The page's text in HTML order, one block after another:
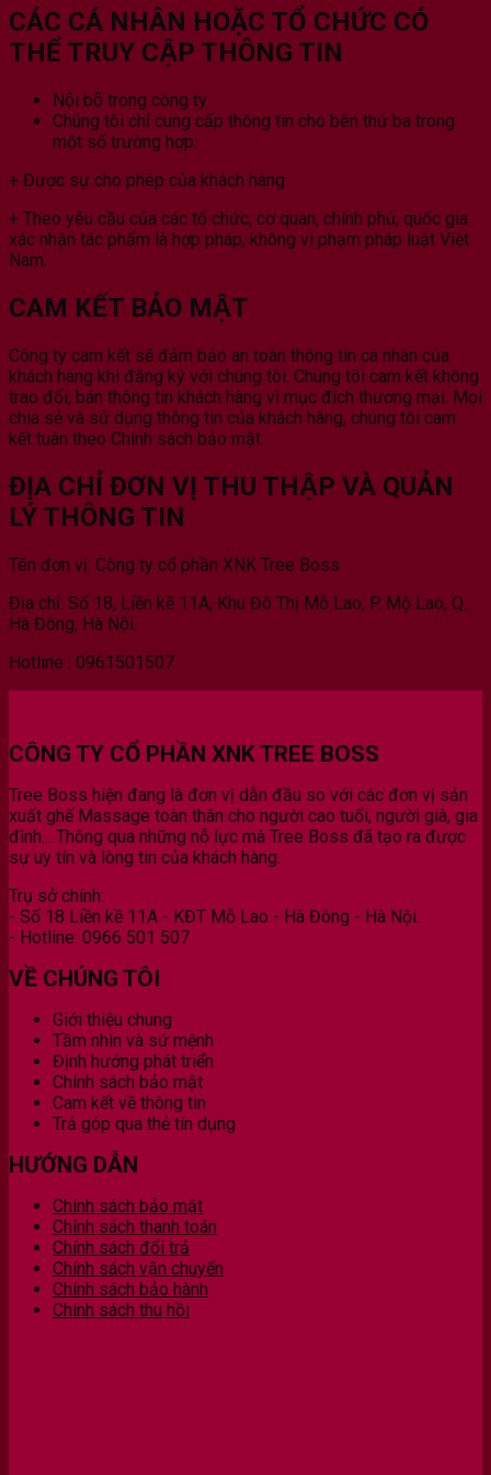
CÁC CÁ NHÂN HOẶC TỔ CHỨC CÓ
THỂ TRUY CẬP THÔNG TIN
Nội bộ trong công ty
Chúng tôi chỉ cung cấp thông tin cho bên thứ ba trong
một số trường hợp:
+ Được sự cho phép của khách hàng
+ Theo yêu cầu của các tổ chức, cơ quan, chính phủ, quốc gia
xác nhận tác phẩm là hợp pháp, không vi phạm pháp luật Việt
Nam.
CAM KẾT BẢO MẬT
Công ty cam kết sẽ đảm bảo an toàn thông tin cá nhân của
khách hàng khi đăng ký với chúng tôi. Chúng tôi cam kết không
trao đổi, bán thông tin khách hàng vì mục đích thương mại. Mọi
chia sẻ và sử dụng thông tin của khách hàng, chúng tôi cam
kết tuân theo Chính sách bảo mật.
ĐỊA CHỈ ĐƠN VỊ THU THẬP VÀ QUẢN
LÝ THÔNG TIN
Tên đơn vị: Công ty cổ phần XNK Tree Boss
Địa chỉ: Số 18, Liền kề 11A, Khu Đô Thị Mỗ Lao, P. Mộ Lao, Q.
Hà Đông, Hà Nội.
Hotline : 0961501507
CÔNG TY CỔ PHẦN XNK TREE BOSS
Tree Boss hiện đang là đơn vị dẫn đầu so với các đơn vị sản
xuất ghế Massage toàn thân cho người cao tuổi, người già, gia
đình... Thông qua những nỗ lực mà Tree Boss đã tạo ra được
sự uy tín và lòng tin của khách hàng.
Trụ sở chính:
- Số 18 Liền kề 11A - KĐT Mỗ Lao - Hà Đông - Hà Nội.
- Hotline: 0966 501 507
VỀ CHÚNG TÔI
Giới thiệu chung
Tầm nhìn và sứ mệnh
Định hướng phát triển
Chính sách bảo mật
Cam kết về thông tin
Trả góp qua thẻ tín dụng
HƯỚNG DẪN
Chính sách bảo mật
Chính sách thanh toán
Chính sách đổi trả
Chính sách vận chuyển
Chính sách bảo hành
Chính sách thu hồi